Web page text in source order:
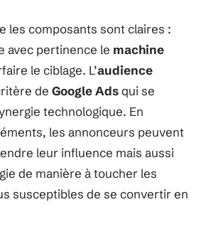
les composants sont claires :
avec pertinence le machine
le ciblage. L’audience
de Google Adsqui se
technologique. En
les annonceurs peuvent
leur influence mais aussi
de manière à toucher les
susceptibles de se convertir en